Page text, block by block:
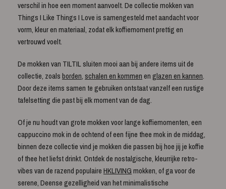
verschil in hoe een moment aanvoelt. De collectie mokken van
Things I Like Things I Love is samengesteld met aandacht voor
vorm, kleur en materiaal, zodat elk koffiemoment prettig en
vertrouwd voelt.
De mokken van TILTIL sluiten mooi aan bij andere items uit de
collectie, zoalsborden,schalen en kommenenglazen en kannen.
Door deze items samen te gebruiken ontstaat vanzelf een rustige
tafelsetting die past bij elk moment van de dag.
Of je nu houdt van grote mokken voor lange koffiemomenten, een
cappuccino mok in de ochtend of een fijne thee mok in de middag,
binnen deze collectie vind je mokken die passen bij hoe jij je koffie
of thee het liefst drinkt. Ontdek de nostalgische, kleurrijke retro-
vibes van de razend populaireHKLIVINGmokken, of ga voor de
serene, Deense gezelligheid van het minimalistische